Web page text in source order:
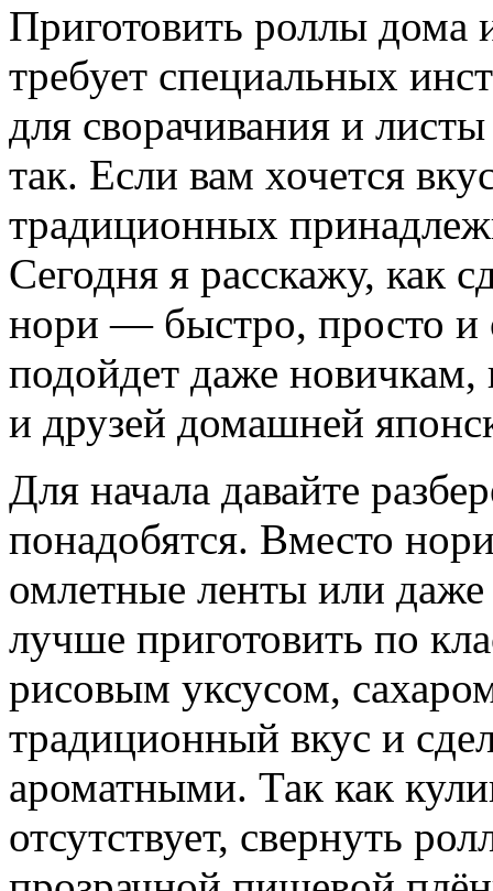
Приготовить роллы дома
требует специальных
для сворачивания и
так. Если вам хочется
традиционных
Сегодня я расскажу, как
нори — быстро, просто и
подойдет даже
и друзей домашней
Для начала давайте
понадобятся. Вместо
омлетные ленты или
лучше приготовить по
рисовым уксусом,
традиционный вкус и
ароматными. Так как
отсутствует, свернуть